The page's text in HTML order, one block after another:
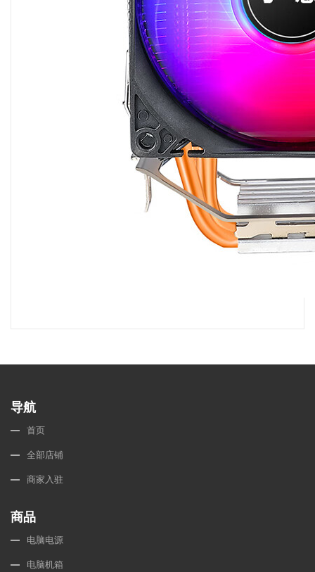
导航
首页
全部店铺
商家入驻
商品
电脑电源
电脑机箱